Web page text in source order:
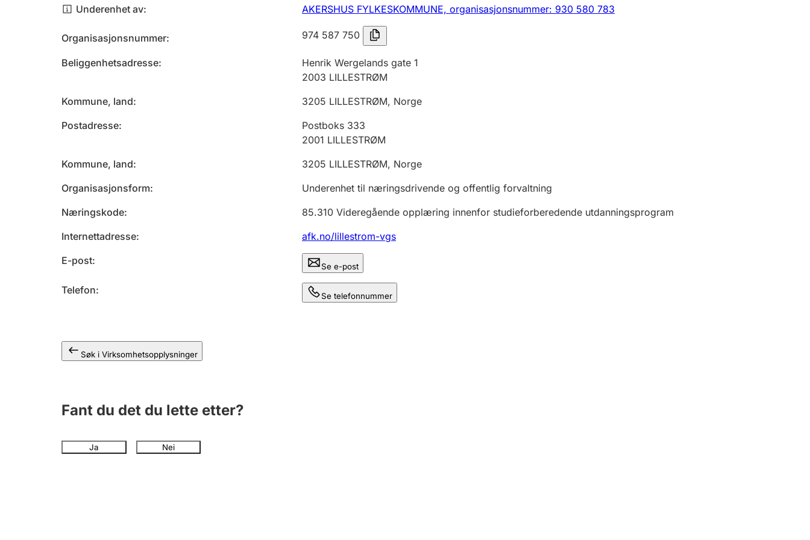
Underenhet av AKERSHUS FYLKESKOMMUNE, organisasjonsnummer: 930 580 783
Organisasjonsnummer 974 587 750
Beliggenhetsadresse
Henrik Wergelands gate 1
2003 LILLESTRØM
Kommune, land
3205 LILLESTRØM, Norge
Postadresse
Postboks 333
2001 LILLESTRØM
Kommune, land
3205 LILLESTRØM, Norge
Organisasjonsform
Underenhet til næringsdrivende og offentlig forvaltning
Næringskode
85.310 Videregående opplæring innenfor studieforberedende utdanningsprogram
Internettadresse
afk.no/lillestrom-vgs
E-post
Se e-post
Telefon Se telefonnummer
Søk i Virksomhetsopplysninger
Fant du det du lette etter?
Ja Nei